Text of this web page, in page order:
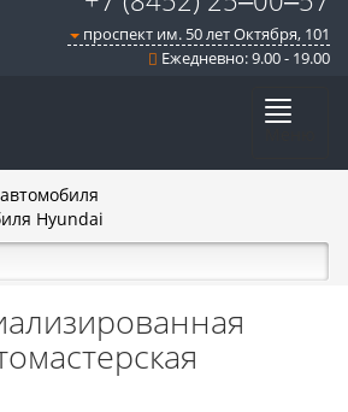
​проспект им. 50 лет Октября, 101
Ежедневно: 9.00 - 19.00
Hyundai